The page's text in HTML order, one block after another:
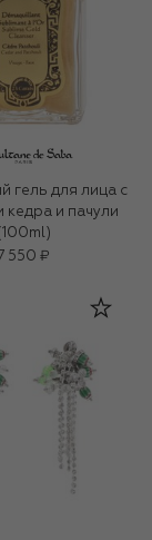
гель для лица c
кедра и пачули
7 550 ₽